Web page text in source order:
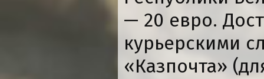
— 20 евро.
курьерскими
«Казпочта»